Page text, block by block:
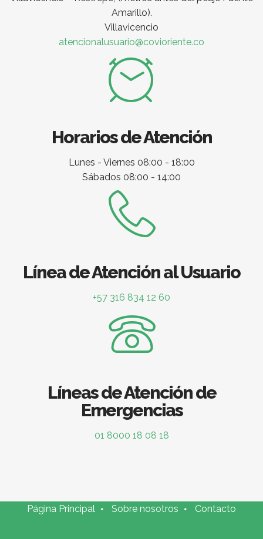
Amarillo).
Villavicencio
atencionalusuario@covioriente.co
Horarios de Atención
Lunes - Viernes 08:00 - 18:00
Sábados 08:00 - 14:00
Línea de Atención al Usuario
+57 316 834 12 60
Líneas de Atención de
Emergencias
01 8000 18 08 18
Página Principal Sobre nosotros Contacto